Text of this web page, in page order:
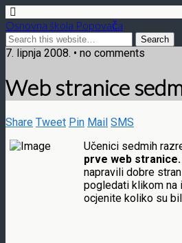
Osnovna škola Popovača
7. lipnja 2008. • no comments
Web stranice
Share Tweet Pin Mail SMS
Učenici sedmih
prve web stranice.
napravili dobre
pogledati klikom na
ocjenite koliko su